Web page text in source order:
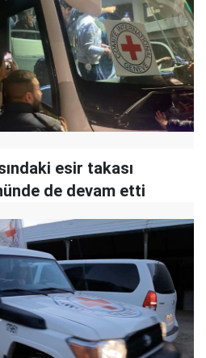
esir takası
de devam etti